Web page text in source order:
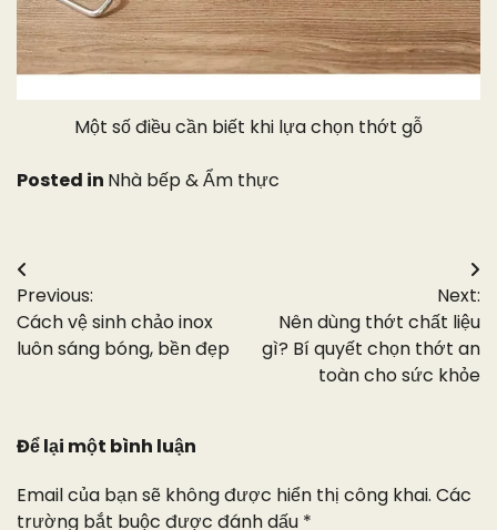
Một số điều cần biết khi lựa chọn thớt gỗ
Posted in Nhà bếp & Ẩm thực
Điều
hướng
bài
Previous:
Cách vệ sinh chảo inox
luôn sáng bóng, bền đẹp
Next:
Nên dùng thớt chất liệu
gì? Bí quyết chọn thớt an
toàn cho sức khỏe
Để lại một bình luận
Email của bạn sẽ không được hiển thị công khai. Các
trường bắt buộc được đánh dấu *